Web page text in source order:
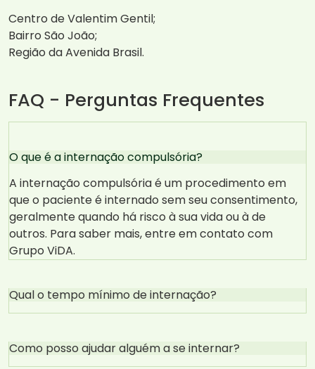
Centro de Valentim Gentil;
Bairro São João;
Região da Avenida Brasil.
FAQ - Perguntas Frequentes
O que é a internação compulsória?
A internação compulsória é um procedimento em
que o paciente é internado sem seu consentimento,
geralmente quando há risco à sua vida ou à de
outros. Para saber mais, entre em contato com
Grupo ViDA.
Qual o tempo mínimo de internação?
Como posso ajudar alguém a se internar?